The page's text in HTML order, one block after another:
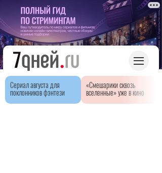
Сериал августа для
поклонников фэнтези
«Смешарики сквозь
вселенные» уже в кино